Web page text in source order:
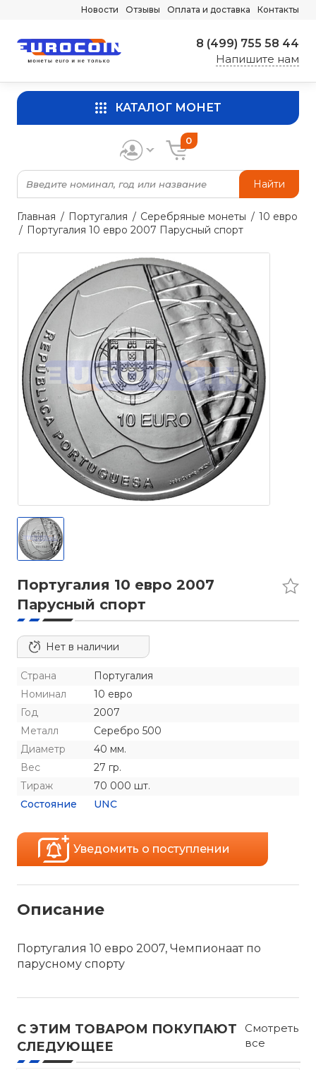
Новости Отзывы Оплата и доставка Контакты
8 (499) 755 58 44
Напишите нам
КАТАЛОГ МОНЕТ
Найти
0
Главная Португалия Серебряные монеты
10 евро
Португалия 10 евро 2007 Парусный спорт
Португалия 10 евро 2007
Парусный спорт
Нет в наличии
Страна
Португалия
Номинал
10 евро
Год
2007
Металл
Серебро 500
Диаметр
40 мм.
Вес
27 гр.
Тираж
70 000 шт.
Состояние
UNC
Уведомить о поступлении
Описание
Португалия 10 евро 2007, Чемпионаат по
парусному спорту
С ЭТИМ ТОВАРОМ ПОКУПАЮТ
СЛЕДУЮЩЕЕ
Смотреть
все